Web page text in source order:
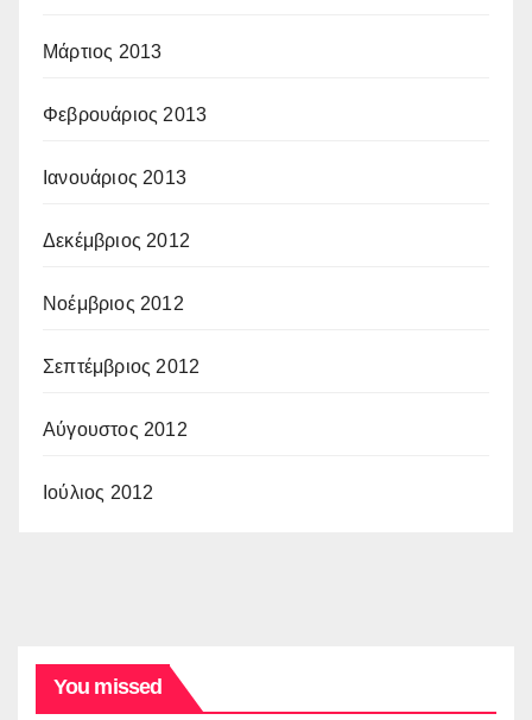
Μάρτιος 2013
Φεβρουάριος 2013
Ιανουάριος 2013
Δεκέμβριος 2012
Νοέμβριος 2012
Σεπτέμβριος 2012
Αύγουστος 2012
Ιούλιος 2012
You missed